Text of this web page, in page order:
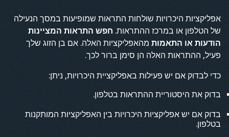
אפליקציות היכרויות שולחות התראות שמופיעות במסך הנעילה
של הטלפון או במרכז ההתראות. חפש התראות המציינות
הודעות או התאמות מהאפליקציות האלה. אם בן הזוג שלך
פעיל, ההתראות האלה הן סימן ברור לכך.
כדי לבדוק אם יש פעילות באפליקציית היכרויות, ניתן:
בדוק את היסטוריית ההתראות בטלפון.
בדוק אם יש אפליקציות היכרויות בין האפליקציות המותקנות
בטלפון.